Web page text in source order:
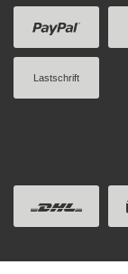
Lastschrift